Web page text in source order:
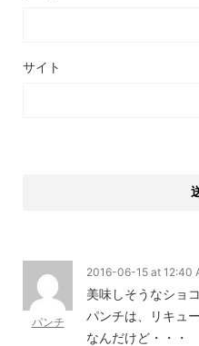
サイト
パンチ
2016-06-15 at 12:40
美味しそうなショ
パンチは、リキュ
なんだけど・・・